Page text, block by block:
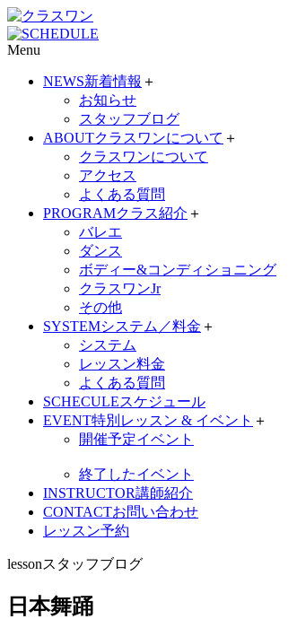
Menu
NEWS新着情報 ＋
お知らせ
スタッフブログ
ABOUTクラスワンについて ＋
クラスワンについて
アクセス
よくある質問
PROGRAMクラス紹介 ＋
バレエ
ダンス
ボディー&コンディショニング
クラスワンJr
その他
SYSTEMシステム／料金 ＋
システム
レッスン料金
よくある質問
SCHECULEスケジュール
EVENT特別レッスン & イベント ＋
開催予定イベント
終了したイベント
INSTRUCTOR講師紹介
CONTACTお問い合わせ
レッスン予約
lessonスタッフブログ
日本舞踊